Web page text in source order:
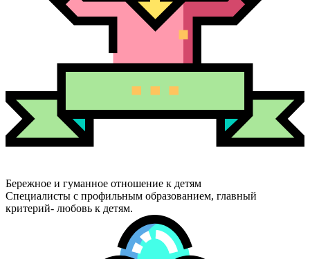
Бережное и гуманное отношение к детям
Специалисты с профильным образованием, главный
критерий- любовь к детям.